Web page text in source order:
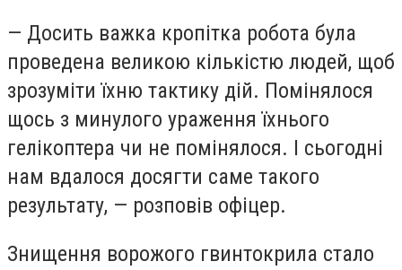
— Досить важка кропітка робота була
проведена великою кількістю людей, щоб
зрозуміти їхню тактику дій. Помінялося
щось з минулого ураження їхнього
гелікоптера чи не помінялося. І сьогодні
нам вдалося досягти саме такого
результату, — розповів офіцер.
Знищення ворожого гвинтокрила стало